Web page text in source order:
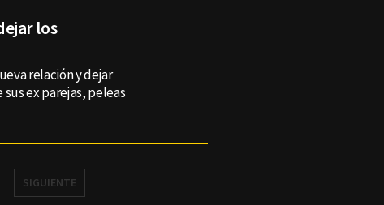
los
relación y dejar
ex parejas, peleas
SIGUIENTE